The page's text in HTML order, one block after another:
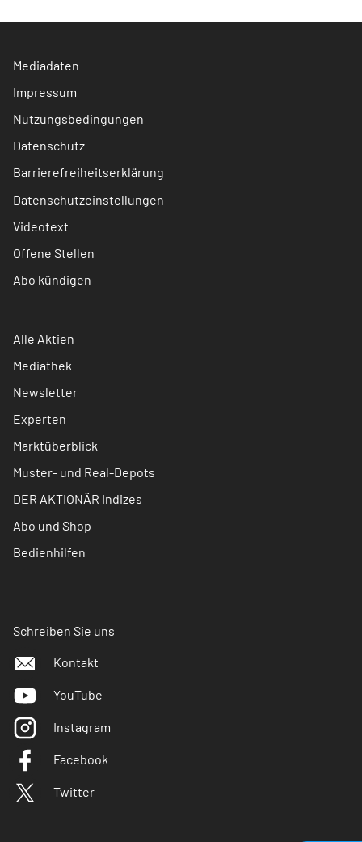
Mediadaten
Impressum
Nutzungsbedingungen
Datenschutz
Barrierefreiheitserklärung
Datenschutzeinstellungen
Videotext
Offene Stellen
Abo kündigen
Alle Aktien
Mediathek
Newsletter
Experten
Marktüberblick
Muster- und Real-Depots
DER AKTIONÄR Indizes
Abo und Shop
Bedienhilfen
Schreiben Sie uns
Kontakt
YouTube
Instagram
Facebook
Twitter